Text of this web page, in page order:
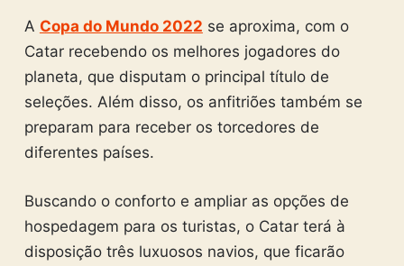
A Copa do Mundo 2022 se aproxima, com o
Catar recebendo os melhores jogadores do
planeta, que disputam o principal título de
seleções. Além disso, os anfitriões também se
preparam para receber os torcedores de
diferentes países.
Buscando o conforto e ampliar as opções de
hospedagem para os turistas, o Catar terá à
disposição três luxuosos navios, que ficarão